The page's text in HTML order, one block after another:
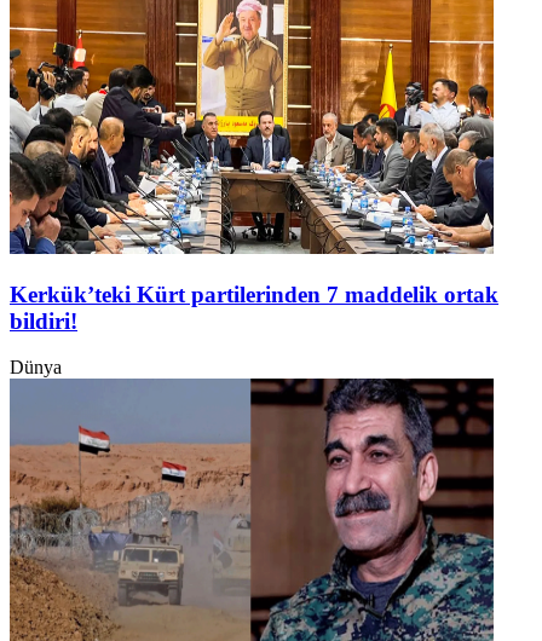
Kerkük’teki Kürt partilerinden 7 maddelik ortak
bildiri!
Dünya